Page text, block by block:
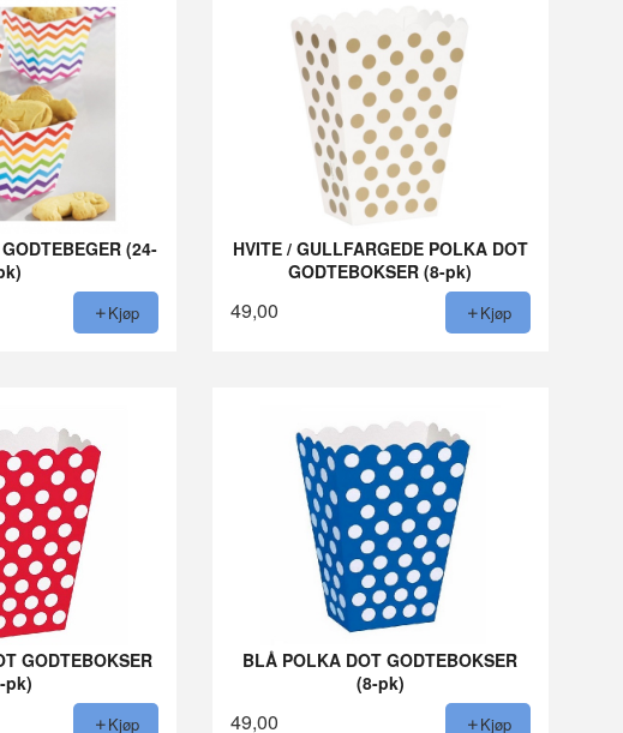
(24-
Kjøp
HVITE / GULLFARGEDE POLKA DOT
GODTEBOKSER (8-pk)
49,00 Kjøp
GODTEBOKSER
pk)
Kjøp
BLÅ POLKA DOT GODTEBOKSER
(8-pk)
49,00 Kjøp